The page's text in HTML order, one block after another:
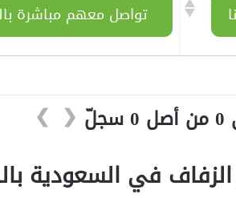
تواصل معهم مباشرة
❮
❯
في السعودية